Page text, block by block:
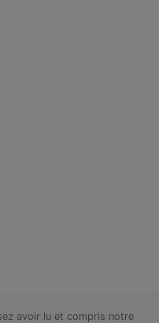
avoir lu et compris notre